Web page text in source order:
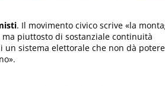
. Il movimento civico scrive «la
piuttosto di sostanziale continuità
un sistema elettorale che non dà